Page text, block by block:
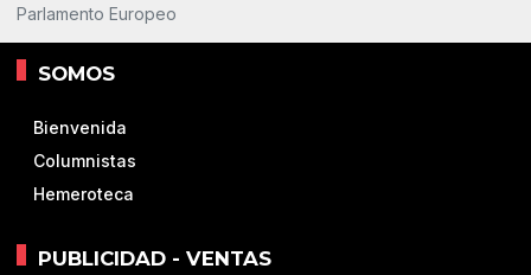
Parlamento Europeo
SOMOS
Bienvenida
Columnistas
Hemeroteca
PUBLICIDAD - VENTAS